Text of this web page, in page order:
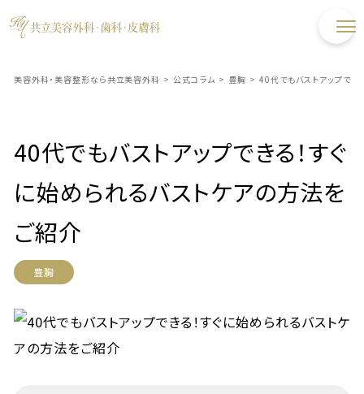
美容外科・美容整形なら共立美容外科 > 公式コラム > 豊胸 > 40代でもバストアップでき
40代でもバストアップできる！すぐ
に始められるバストケアの方法を
ご紹介
豊胸